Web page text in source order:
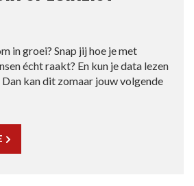
in groei? Snap jij hoe je met
écht raakt? En kun je data lezen
kan dit zomaar jouw volgende